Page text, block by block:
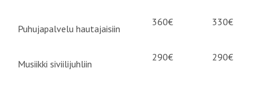
Puhujapalvelu hautajaisiin
360€ 330€
Musiikki siviilijuhliin
290€ 290€